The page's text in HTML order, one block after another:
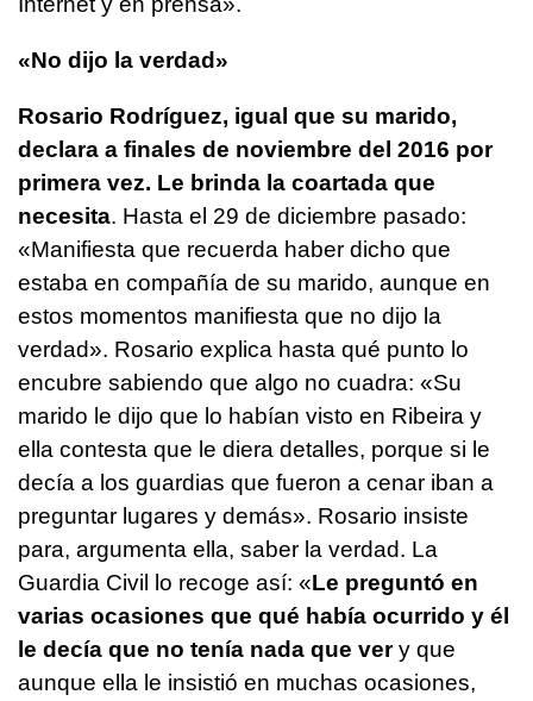
«No dijo la verdad»
Rosario Rodríguez, igual que su marido,
declara a finales de noviembre del 2016 por
primera vez. Le brinda la coartada que
necesita. Hasta el 29 de diciembre pasado:
«Manifiesta que recuerda haber dicho que
estaba en compañía de su marido, aunque en
estos momentos manifiesta que no dijo la
verdad». Rosario explica hasta qué punto lo
encubre sabiendo que algo no cuadra: «Su
marido le dijo que lo habían visto en Ribeira y
ella contesta que le diera detalles, porque si le
decía a los guardias que fueron a cenar iban a
preguntar lugares y demás». Rosario insiste
para, argumenta ella, saber la verdad. La
Guardia Civil lo recoge así: «Le preguntó en
varias ocasiones que qué había ocurrido y él
le decía que no tenía nada que very que
aunque ella le insistió en muchas ocasiones,